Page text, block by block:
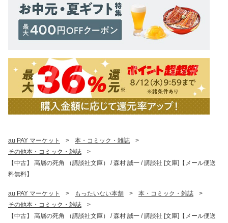
au PAY マーケット > 本・コミック・雑誌
>
その他本・コミック・雑誌
>
【中古】 高層の死角 （講談社文庫） / 森村 誠一 / 講談社 [文庫]【メール便送
料無料】
au PAY マーケット > もったいない本舗 > 本・コミック・雑誌
>
その他本・コミック・雑誌
>
【中古】 高層の死角 （講談社文庫） / 森村 誠一 / 講談社 [文庫]【メール便送